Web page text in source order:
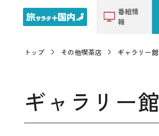
番組情
報
トップ その他喫茶店 ギャラリー館
ギャラリー館